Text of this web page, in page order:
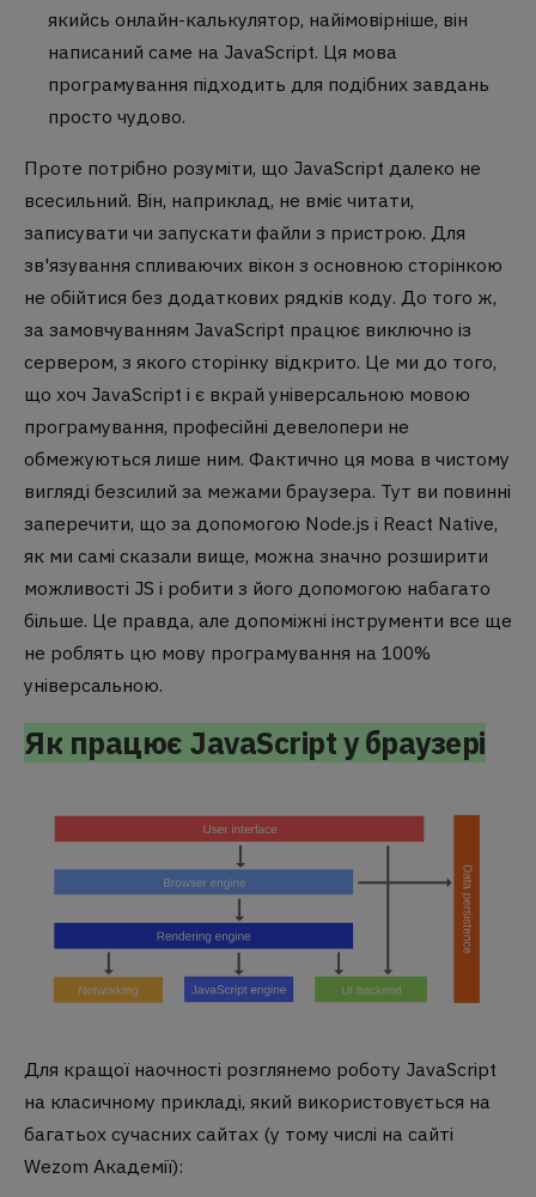
якийсь онлайн-калькулятор, найімовірніше, він
написаний саме на JavaScript. Ця мова
програмування підходить для подібних завдань
просто чудово.
Проте потрібно розуміти, що JavaScript далеко не
всесильний. Він, наприклад, не вміє читати,
записувати чи запускати файли з пристрою. Для
зв'язування спливаючих вікон з основною сторінкою
не обійтися без додаткових рядків коду. До того ж,
за замовчуванням JavaScript працює виключно із
сервером, з якого сторінку відкрито. Це ми до того,
що хоч JavaScript і є вкрай універсальною мовою
програмування, професійні девелопери не
обмежуються лише ним. Фактично ця мова в чистому
вигляді безсилий за межами браузера. Тут ви повинні
заперечити, що за допомогою Node.js і React Native,
як ми самі сказали вище, можна значно розширити
можливості JS і робити з його допомогою набагато
більше. Це правда, але допоміжні інструменти все ще
не роблять цю мову програмування на 100%
універсальною.
Як працює JavaScript у браузері
Для кращої наочності розглянемо роботу JavaScript
на класичному прикладі, який використовується на
багатьох сучасних сайтах (у тому числі на сайті
Wezom Академії):